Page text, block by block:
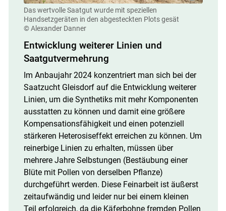
Das wertvolle Saatgut wurde mit speziellen
Handsetzgeräten in den abgesteckten Plots gesät
© Alexander Danner
Entwicklung weiterer Linien und
Saatgutvermehrung
Im Anbaujahr 2024 konzentriert man sich bei der
Saatzucht Gleisdorf auf die Entwicklung weiterer
Linien, um die Synthetiks mit mehr Komponenten
ausstatten zu können und damit eine größere
Kompensationsfähigkeit und einen potenziell
stärkeren Heterosiseffekt erreichen zu können. Um
reinerbige Linien zu erhalten, müssen über
mehrere Jahre Selbstungen (Bestäubung einer
Blüte mit Pollen von derselben Pflanze)
durchgeführt werden. Diese Feinarbeit ist äußerst
zeitaufwändig und leider nur bei einem kleinen
Teil erfolgreich, da die Käferbohne fremden Pollen